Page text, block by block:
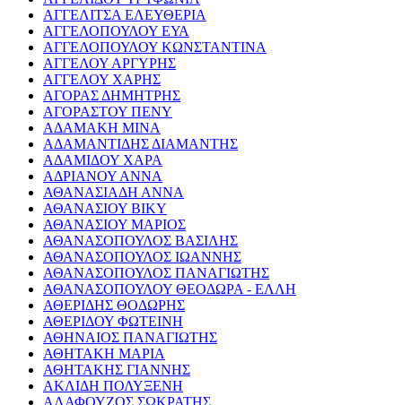
ΑΓΓΕΛΙΤΣΑ ΕΛΕΥΘΕΡΙΑ
ΑΓΓΕΛΟΠΟΥΛΟΥ ΕΥΑ
ΑΓΓΕΛΟΠΟΥΛΟΥ ΚΩΝΣΤΑΝΤΙΝΑ
ΑΓΓΕΛΟΥ ΑΡΓΥΡΗΣ
ΑΓΓΕΛΟΥ ΧΑΡΗΣ
ΑΓΟΡΑΣ ΔΗΜΗΤΡΗΣ
ΑΓΟΡΑΣΤΟΥ ΠΕΝΥ
ΑΔΑΜΑΚΗ ΜΙΝΑ
ΑΔΑΜΑΝΤΙΔΗΣ ΔΙΑΜΑΝΤΗΣ
ΑΔΑΜΙΔΟΥ ΧΑΡΑ
ΑΔΡΙΑΝΟΥ ΑΝΝΑ
ΑΘΑΝΑΣΙΑΔΗ ΑΝΝΑ
ΑΘΑΝΑΣΙΟΥ ΒΙΚΥ
ΑΘΑΝΑΣΙΟΥ ΜΑΡΙΟΣ
ΑΘΑΝΑΣΟΠΟΥΛΟΣ ΒΑΣΙΛΗΣ
ΑΘΑΝΑΣΟΠΟΥΛΟΣ ΙΩΑΝΝΗΣ
ΑΘΑΝΑΣΟΠΟΥΛΟΣ ΠΑΝΑΓΙΩΤΗΣ
ΑΘΑΝΑΣΟΠΟΥΛΟΥ ΘΕΟΔΩΡΑ - ΕΛΛΗ
ΑΘΕΡΙΔΗΣ ΘΟΔΩΡΗΣ
ΑΘΕΡΙΔΟΥ ΦΩΤΕΙΝΗ
ΑΘΗΝΑΙΟΣ ΠΑΝΑΓΙΩΤΗΣ
ΑΘΗΤΑΚΗ ΜΑΡΙΑ
ΑΘΗΤΑΚΗΣ ΓΙΑΝΝΗΣ
ΑΚΛΙΔΗ ΠΟΛΥΞΕΝΗ